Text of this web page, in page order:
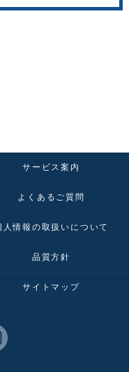
サービス案内
よくあるご質問
人情報の取扱いについて
品質方針
サイトマップ